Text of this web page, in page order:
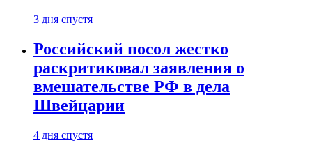
3 дня спустя
Российский посол жестко
раскритиковал заявления о
вмешательстве РФ в дела
Швейцарии
4 дня спустя